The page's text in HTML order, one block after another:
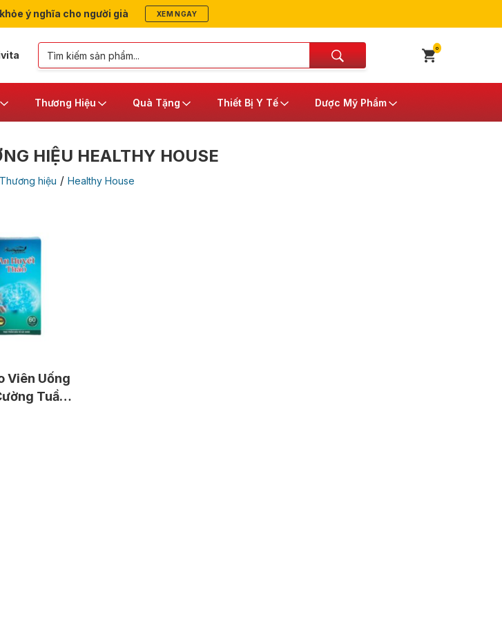
ý nghĩa cho người già XEM NGAY
0
Thương Hiệu Quà Tặng Thiết Bị Y Tế Dược Mỹ Phẩm
HIỆU HEALTHY HOUSE
Thương hiệu / Healthy House
Viên Uống
Tuần
Giảm
Ù Tai,
Giảm Trí